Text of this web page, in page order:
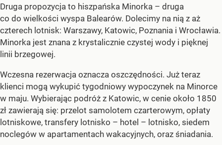
Druga propozycja to hiszpańska Minorka – druga
co do wielkości wyspa Balearów. Dolecimy na nią z aż
czterech lotnisk: Warszawy, Katowic, Poznania i Wrocławia.
Minorka jest znana z krystalicznie czystej wody i pięknej
linii brzegowej.
Wczesna rezerwacja oznacza oszczędności. Już teraz
klienci mogą wykupić tygodniowy wypoczynek na Minorce
w maju. Wybierając podróż z Katowic, w cenie około 1850
zł zawierają się: przelot samolotem czarterowym, opłaty
lotniskowe, transfery lotnisko – hotel – lotnisko, siedem
noclegów w apartamentach wakacyjnych, oraz śniadania.